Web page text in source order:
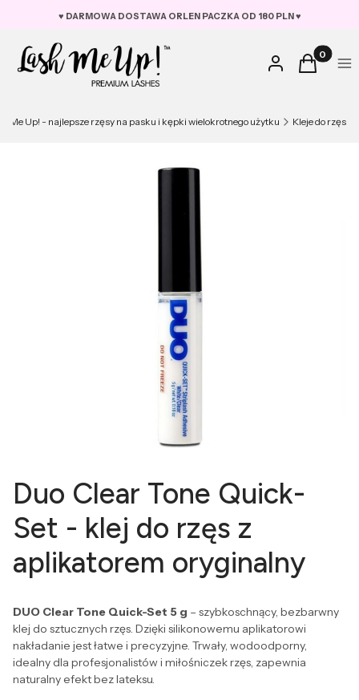
♥︎ DARMOWA DOSTAWA ORLEN PACZKA OD 180 PLN ♥︎
Zaloguj sięProdukty
Koszyk
Me Up! - najlepsze rzęsy na pasku i kępki wielokrotnego użytku Kleje do rzęs
Duo Clear Tone Quick-
Set - klej do rzęs z
aplikatorem oryginalny
DUO Clear Tone Quick-Set 5 g – szybkoschnący, bezbarwny
klej do sztucznych rzęs. Dzięki silikonowemu aplikatorowi
nakładanie jest łatwe i precyzyjne. Trwały, wodoodporny,
idealny dla profesjonalistów i miłośniczek rzęs, zapewnia
naturalny efekt bez lateksu.